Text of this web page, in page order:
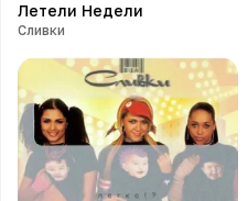
Летели Недели
Сливки